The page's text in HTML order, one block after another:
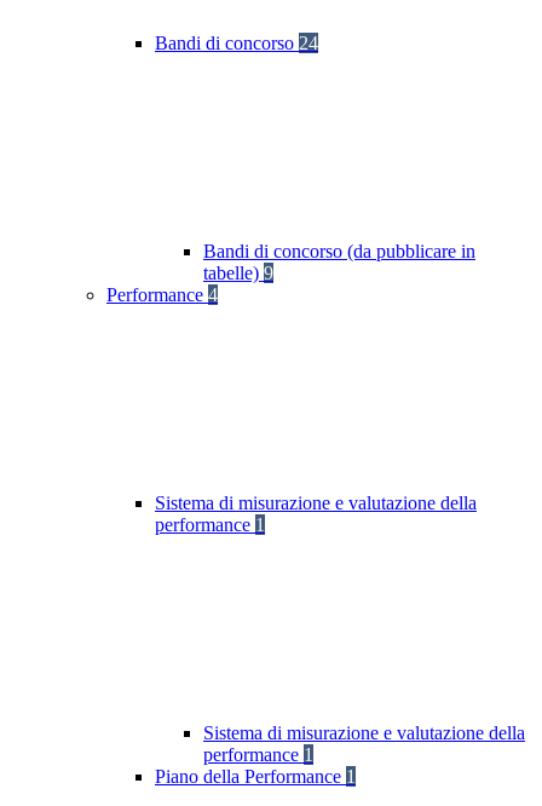
Bandi di concorso 24
Bandi di concorso (da pubblicare in
tabelle) 9
Performance 4
Sistema di misurazione e valutazione della
performance 1
Sistema di misurazione e valutazione della
performance 1
Piano della Performance 1